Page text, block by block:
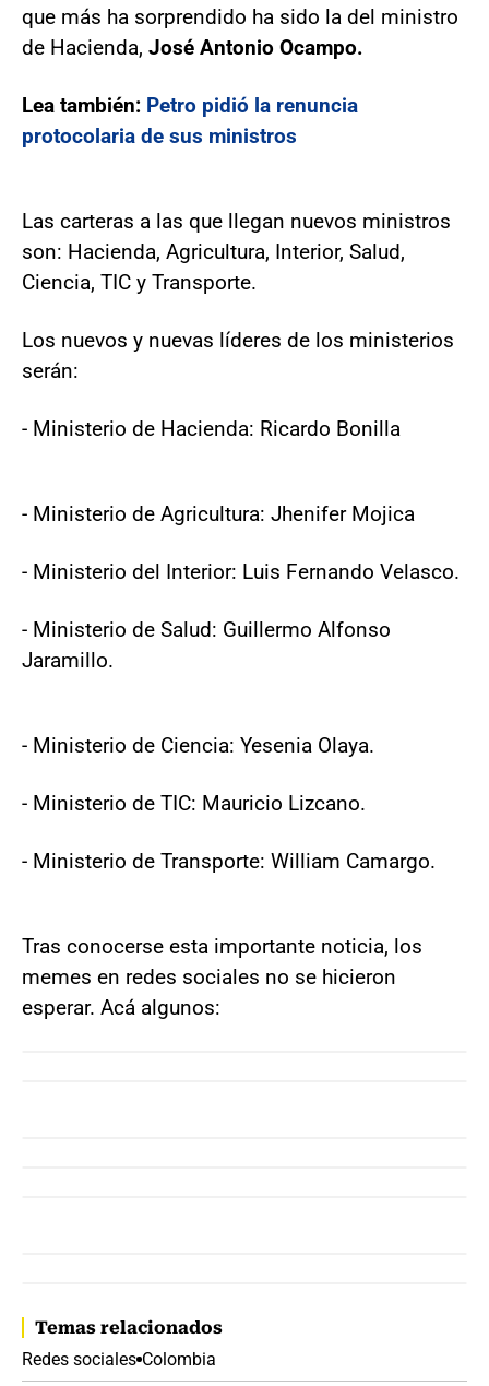
que más ha sorprendido ha sido la del ministro
de Hacienda, José Antonio Ocampo.
Lea también: Petro pidió la renuncia
protocolaria de sus ministros
Las carteras a las que llegan nuevos ministros
son: Hacienda, Agricultura, Interior, Salud,
Ciencia, TIC y Transporte.
Los nuevos y nuevas líderes de los ministerios
serán:
- Ministerio de Hacienda: Ricardo Bonilla
- Ministerio de Agricultura: Jhenifer Mojica
- Ministerio del Interior: Luis Fernando Velasco.
- Ministerio de Salud: Guillermo Alfonso
Jaramillo.
- Ministerio de Ciencia​: Yesenia Olaya.
- Ministerio de TIC: Mauricio Lizcano.
- Ministerio de Transporte: William Camargo.
Tras conocerse esta importante noticia, los
memes en redes sociales no se hicieron
esperar. Acá algunos:
Temas relacionados
Redes sociales Colombia